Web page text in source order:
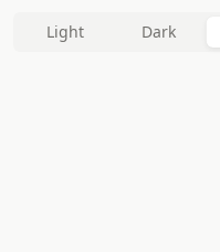
Light Dark